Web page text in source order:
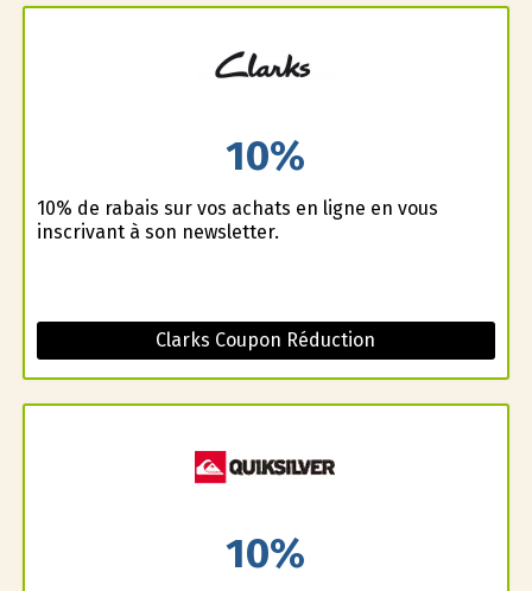
10%
10% de rabais sur vos achats en ligne en vous
inscrivant à son newsletter.
Clarks Coupon Réduction
10%